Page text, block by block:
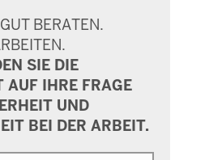
BERATEN.
SIE DIE
AUF IHRE FRAGE
UND
BEI DER ARBEIT.